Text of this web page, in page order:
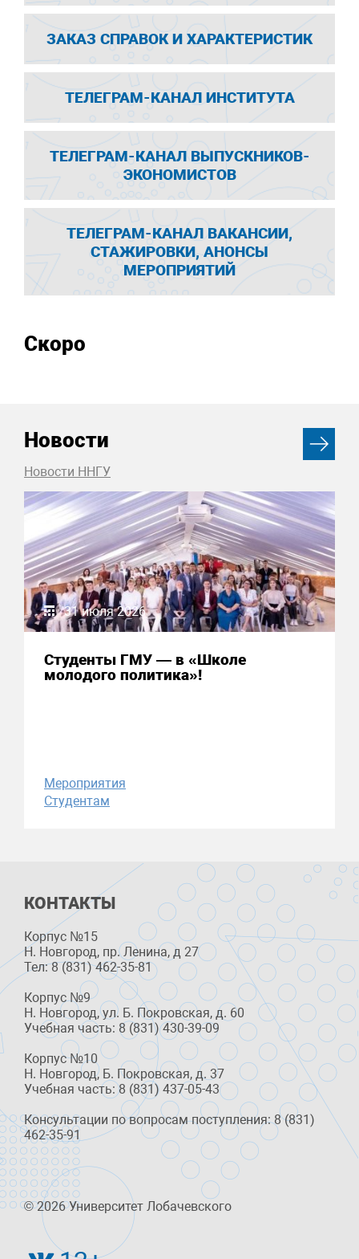
ЗАКАЗ СПРАВОК И ХАРАКТЕРИСТИК
ТЕЛЕГРАМ-КАНАЛ ИНСТИТУТА
ТЕЛЕГРАМ-КАНАЛ ВЫПУСКНИКОВ-
ЭКОНОМИСТОВ
ТЕЛЕГРАМ-КАНАЛ ВАКАНСИИ,
СТАЖИРОВКИ, АНОНСЫ
МЕРОПРИЯТИЙ
Скоро
Новости
Новости ННГУ
31 июля 2026
Студенты ГМУ — в «Школе
молодого политика»!
Мероприятия
Студентам
КОНТАКТЫ
Корпус №15
Н. Новгород, пр. Ленина, д 27
Тел: 8 (831) 462-35-81
Корпус №9
Н. Новгород, ул. Б. Покровская, д. 60
Учебная часть: 8 (831) 430-39-09
Корпус №10
Н. Новгород, Б. Покровская, д. 37
Учебная часть: 8 (831) 437-05-43
Консультации по вопросам поступления: 8 (831)
462-35-91
© 2026 Университет Лобачевского